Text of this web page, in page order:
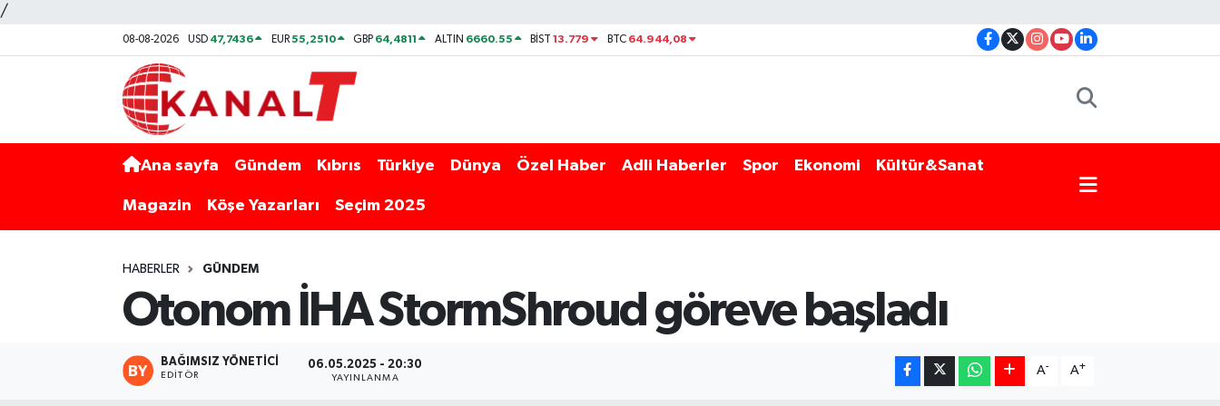
/
08-08-2026 USD 47,7436 EUR55,2510 GBP 64,4811 ALTIN 6660.55 BİST13.779 BTC 64.944,08
Ana sayfa Gündem Kıbrıs Türkiye Dünya Özel Haber Adli Haberler Spor Ekonomi Kültür&Sanat
Magazin Köşe Yazarları Seçim 2025
HABERLER GÜNDEM
Otonom İHA StormShroud göreve başladı
BAĞIMSIZ YÖNETICI
EDITÖR
06.05.2025 - 20:30
YAYINLANMA
A- A+